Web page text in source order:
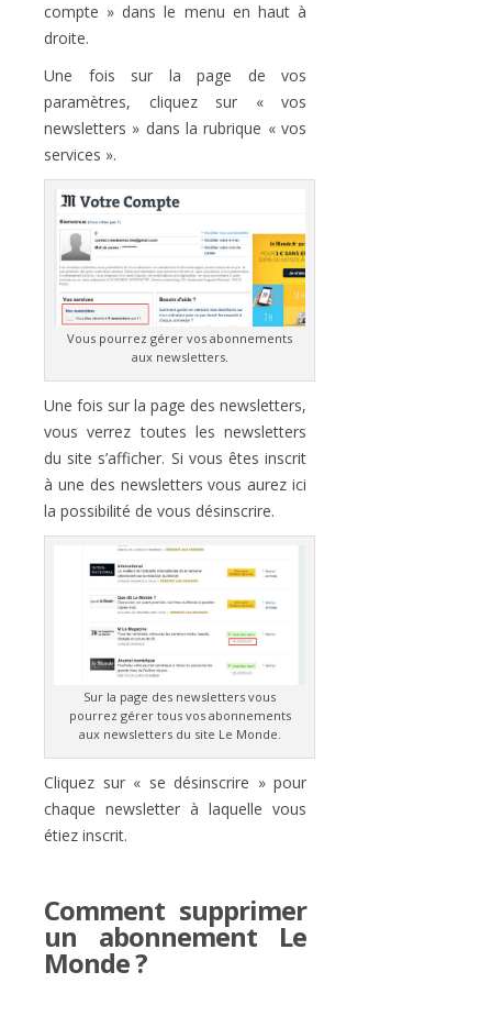
compte » dans le menu en haut à
droite.
Une fois sur la page de vos
paramètres, cliquez sur « vos
newsletters » dans la rubrique « vos
services ».
Vous pourrez gérer vos abonnements
aux newsletters.
Une fois sur la page des newsletters,
vous verrez toutes les newsletters
du site s’afficher. Si vous êtes inscrit
à une des newsletters vous aurez ici
la possibilité de vous désinscrire.
Sur la page des newsletters vous
pourrez gérer tous vos abonnements
aux newsletters du site Le Monde.
Cliquez sur « se désinscrire » pour
chaque newsletter à laquelle vous
étiez inscrit.
Comment supprimer
un abonnement Le
Monde ?